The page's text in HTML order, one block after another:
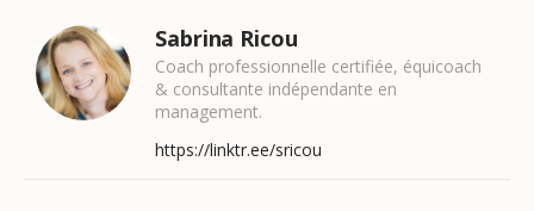
Sabrina Ricou
Coach professionnelle certifiée, équicoach
& consultante indépendante en
management.
https://linktr.ee/sricou